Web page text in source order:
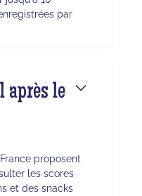
par
après le
proposent
les scores
et des snacks